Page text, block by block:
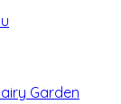
Garden